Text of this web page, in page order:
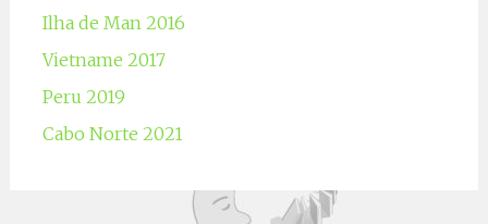
Ilha de Man 2016
Vietname 2017
Peru 2019
Cabo Norte 2021